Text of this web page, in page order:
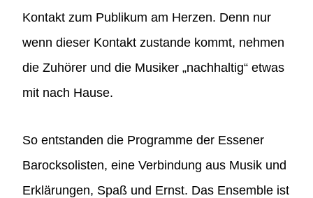
Kontakt zum Publikum am Herzen. Denn nur
wenn dieser Kontakt zustande kommt, nehmen
die Zuhörer und die Musiker „nachhaltig“ etwas
mit nach Hause.
So entstanden die Programme der Essener
Barocksolisten, eine Verbindung aus Musik und
Erklärungen, Spaß und Ernst. Das Ensemble ist